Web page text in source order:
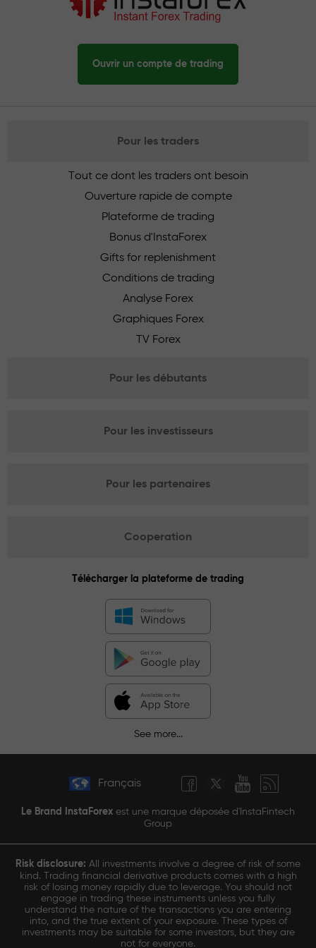
Ouvrir un compte de trading
Pour les traders
Tout ce dont les traders ont besoin
Ouverture rapide de compte
Plateforme de trading
Bonus d'InstaForex
Gifts for replenishment
Conditions de trading
Analyse Forex
Graphiques Forex
TV Forex
Pour les débutants
Pour les investisseurs
Pour les partenaires
Cooperation
Télécharger la plateforme de trading
See more...
Français
Le Brand InstaForex est une marque déposée d'InstaFintech
Group
Risk disclosure: All investments involve a degree of risk of some
kind. Trading financial derivative products comes with a high
risk of losing money rapidly due to leverage. You should not
engage in trading these instruments unless you fully
understand the nature of the transactions you are entering
into, and the true extent of your exposure. These types of
investments may be suitable for some investors, but they are
not for everyone.